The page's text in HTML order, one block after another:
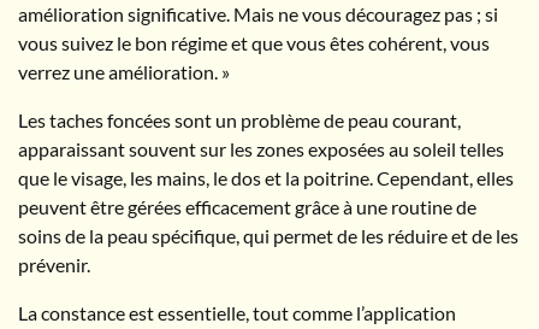
amélioration significative. Mais ne vous découragez pas ; si
vous suivez le bon régime et que vous êtes cohérent, vous
verrez une amélioration. »
Les taches foncées sont un problème de peau courant,
apparaissant souvent sur les zones exposées au soleil telles
que le visage, les mains, le dos et la poitrine. Cependant, elles
peuvent être gérées efficacement grâce à une routine de
soins de la peau spécifique, qui permet de les réduire et de les
prévenir.
La constance est essentielle, tout comme l’application